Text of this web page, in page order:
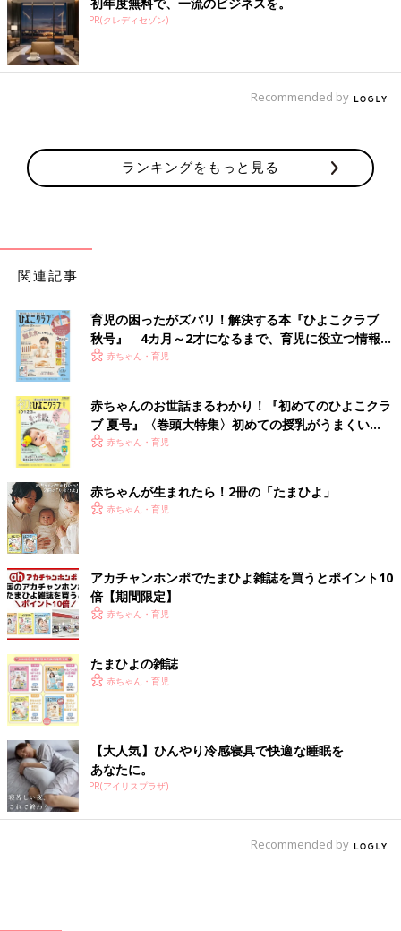
初年度無料で、一流のビジネスを。
PR(クレディセゾン)
Recommended by
ランキングをもっと見る
関連記事
育児の困ったがズバリ！解決する本『ひよこクラブ
秋号』 4カ月～2才になるまで、育児に役立つ情報が
いっぱい！
赤ちゃん・育児
赤ちゃんのお世話まるわかり！『初めてのひよこクラ
ブ 夏号』〈巻頭大特集〉初めての授乳がうまくい
く！ おっぱい・ミルクの基本と夏のトラブル 解決テ
赤ちゃん・育児
赤ちゃんが生まれたら！2冊の「たまひよ」
赤ちゃん・育児
アカチャンホンポでたまひよ雑誌を買うとポイント10
倍【期間限定】
赤ちゃん・育児
たまひよの雑誌
赤ちゃん・育児
【大人気】ひんやり冷感寝具で快適な睡眠を
あなたに。
PR(アイリスプラザ)
Recommended by